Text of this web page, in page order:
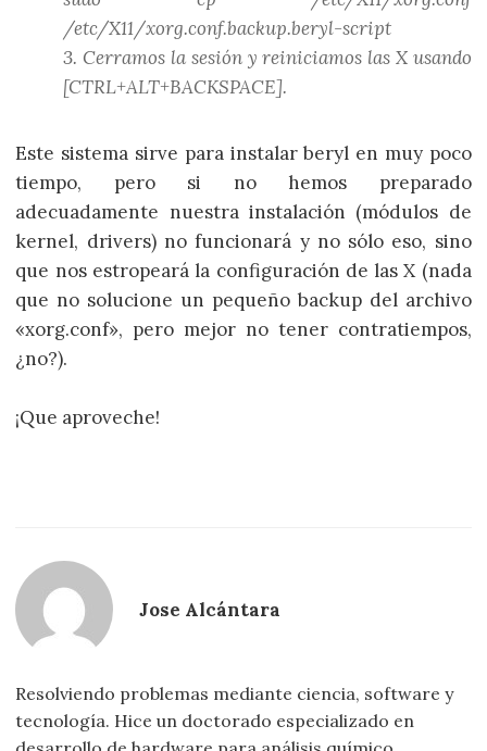
/etc/X11/xorg.conf.backup.beryl-script
3. Cerramos la sesión y reiniciamos las X usando
[CTRL+ALT+BACKSPACE].
Este sistema sirve para instalar beryl en muy poco
tiempo, pero si no hemos preparado
adecuadamente nuestra instalación (módulos de
kernel, drivers) no funcionará y no sólo eso, sino
que nos estropeará la configuración de las X (nada
que no solucione un pequeño backup del archivo
«xorg.conf», pero mejor no tener contratiempos,
¿no?).
¡Que aproveche!
Jose Alcántara
Resolviendo problemas mediante ciencia, software y
tecnología. Hice un doctorado especializado en